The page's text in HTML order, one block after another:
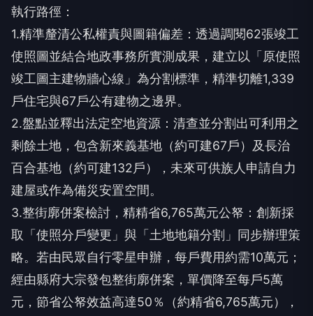
執行路徑：
1.精準釐清公私權責與圖籍偏差：透過調閱62張竣工
使照圖並結合地政事務所實測成果，建立以「原使照
竣工圖主建物牆心線」為分割標準，精準切離1,339
戶住宅與67戶公有建物之邊界。
2.盤點並釋出法定空地資源：清查並分割出可利用之
剩餘土地，包含新來義基地（約可建67戶）及長治
百合基地（約可建132戶），未來可供族人申請自力
建屋或作為備災安置空間。
3.整街廓併案檢討，精精省6,765萬元公帑：創新採
取「使照分戶變更」與「土地地籍分割」同步辦理策
略。若由民眾自行零星申辦，每戶費用約需10萬元；
經由縣府大宗發包整街廓併案，單價降至每戶5萬
元，節省公帑效益高達50％（約精省6,765萬元），